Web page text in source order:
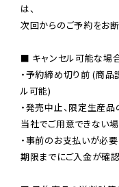
は、
次回からのご予約をお断
■ キャンセル可能な場
・予約締め切り前 (商
ル可能)
・発売中止、限定生産
当社でご用意できない場
・事前のお支払いが必
期限までにご入金が確